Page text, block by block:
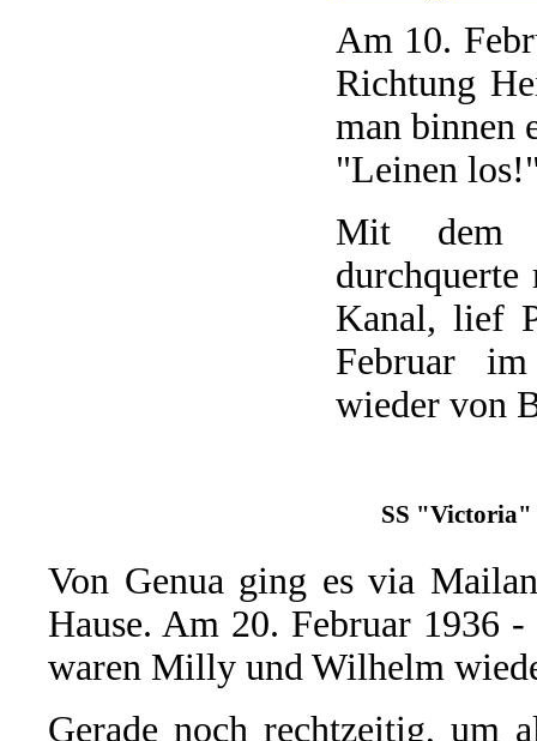
Am 10.
Richtung
man binnen
"Leinen
Mit dem
durchquerte
Kanal, lief
Februar
wieder von
SS "Victoria"
Von Genua ging es via
Hause. Am 20. Februar 1936
waren Milly und Wilhelm
Gerade noch rechtzeitig, um